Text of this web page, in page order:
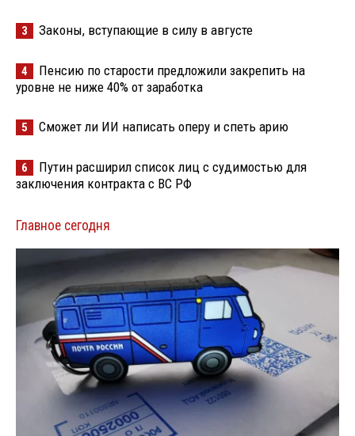
3 Законы, вступающие в силу в августе
4
Пенсию по старости предложили закрепить на
уровне не ниже 40% от заработка
5 Сможет ли ИИ написать оперу и спеть арию
6
Путин расширил список лиц с судимостью для
заключения контракта с ВС РФ
Главное сегодня